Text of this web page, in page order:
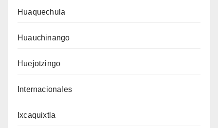
Huaquechula
Huauchinango
Huejotzingo
Internacionales
Ixcaquixtla